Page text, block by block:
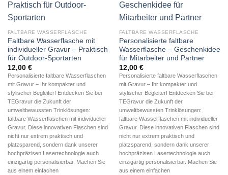
FALTBARE WASSERFLASCHE
Faltbare Wasserflasche mit
individueller Gravur – Praktisch
für Outdoor-Sportarten
12,00 €
Personalisierte faltbare Wasserflaschen
mit Gravur – Ihr kompakter und
stylischer Begleiter! Entdecken Sie bei
TEGravur die Zukunft der
umweltbewussten Trinklösungen:
faltbare Wasserflaschen mit individueller
Gravur. Diese innovativen Flaschen sind
nicht nur extrem praktisch und
platzsparend, sondern dank unserer
hochpräzisen Lasertechnologie auch
einzigartig personalisierbar. Machen Sie
aus einem einfachen
FALTBARE WASSERFLASCHE
Personalisierte faltbare
Wasserflasche – Geschenkidee
für Mitarbeiter und Partner
12,00 €
Personalisierte faltbare Wasserflaschen
mit Gravur – Ihr kompakter und
stylischer Begleiter! Entdecken Sie bei
TEGravur die Zukunft der
umweltbewussten Trinklösungen:
faltbare Wasserflaschen mit individueller
Gravur. Diese innovativen Flaschen sind
nicht nur extrem praktisch und
platzsparend, sondern dank unserer
hochpräzisen Lasertechnologie auch
einzigartig personalisierbar. Machen Sie
aus einem einfachen